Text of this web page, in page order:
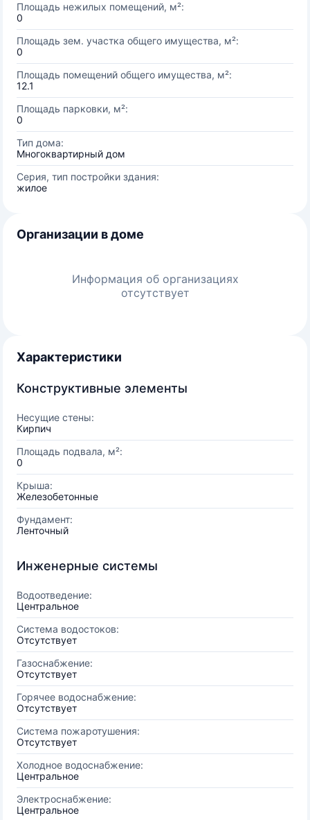
Площадь нежилых помещений, м²:
0
Площадь зем. участка общего имущества, м²:
0
Площадь помещений общего имущества, м²:
12.1
Площадь парковки, м²:
0
Тип дома:
Многоквартирный дом
Серия, тип постройки здания:
жилое
Организации в доме
Информация об организациях
отсутствует
Характеристики
Конструктивные элементы
Несущие стены:
Кирпич
Площадь подвала, м²:
0
Крыша:
Железобетонные
Фундамент:
Ленточный
Инженерные системы
Водоотведение:
Центральное
Система водостоков:
Отсутствует
Газоснабжение:
Отсутствует
Горячее водоснабжение:
Отсутствует
Система пожаротушения:
Отсутствует
Холодное водоснабжение:
Центральное
Электроснабжение:
Центральное